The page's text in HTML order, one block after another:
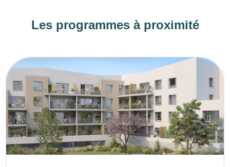
Les programmes à proximité